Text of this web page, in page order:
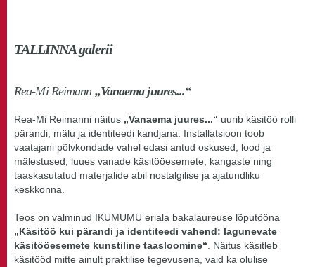
TALLINNA galerii
Rea-Mi Reimann „Vanaema juures...“
Rea-Mi Reimanni näitus „Vanaema juures...“ uurib käsitöö rolli
pärandi, mälu ja identiteedi kandjana. Installatsioon toob
vaatajani põlvkondade vahel edasi antud oskused, lood ja
mälestused, luues vanade käsitööesemete, kangaste ning
taaskasutatud materjalide abil nostalgilise ja ajatundliku
keskkonna.
Teos on valminud IKUMUMU eriala bakalaureuse lõputööna
„Käsitöö kui pärandi ja identiteedi vahend: lagunevate
käsitööesemete kunstiline taasloomine“ . Näitus käsitleb
käsitööd mitte ainult praktilise tegevusena, vaid ka olulise